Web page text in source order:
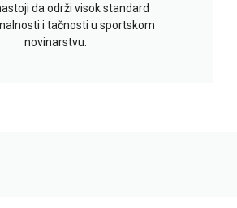
da održi visok standard
i tačnosti u sportskom
novinarstvu.